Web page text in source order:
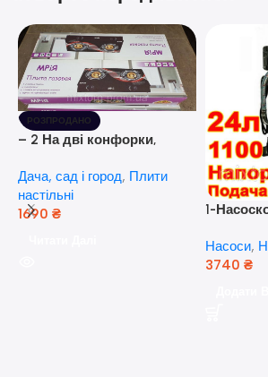
РОЗПРОДАНО
– 2 На дві конфорки,
розпалюванням.
Дача, сад і город, Плити
настільні
1690 ₴
1-
кВт) (
Насоси,
3740 ₴